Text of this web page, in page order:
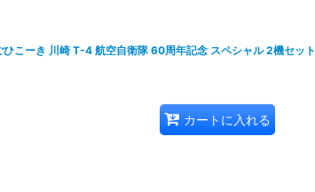
ひこーき 川崎 T-4 航空自衛隊 60周年記念 スペシャル 2機セット
カートに入れる